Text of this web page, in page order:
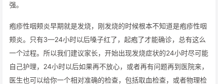
强。
疱疹性咽颊炎早期就是发烧，刚发烧的时候根本不知道是疱疹性咽
颊炎。只有3—24小时以后嗓子红了，起疱了才能确诊，总有这么
一个过程。所以我们建议家长，开始出现发烧症状的24小时尽可能
自己护理，24小时以后如果再不放心，或者再有问题再到医院来，
医生也可以给你一个相对准确的检查，包括取血检查，或者物理检